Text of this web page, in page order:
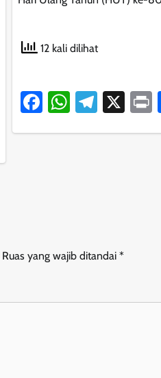
12 kali dilihat
FacebookX
Ruas yang wajib ditandai *